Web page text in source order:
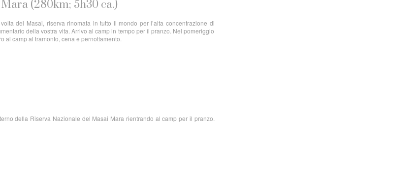
(280km; 5h30 ca.)
del Masai, riserva rinomata in tutto il mondo per l’alta concentrazione di
della vostra vita. Arrivo al camp in tempo per il pranzo. Nel pomeriggio
al camp al tramonto, cena e pernottamento.
della Riserva Nazionale del Masai Mara rientrando al camp per il pranzo.